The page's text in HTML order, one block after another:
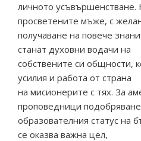
личното усъвършенстване.
просветените мъже, с
получаване на повече
станат духовни водачи на
собствените си общности,
усилия и работа от страна
на мисионерите с тях. За
проповедници
образователния статус на
се оказва важна цел,